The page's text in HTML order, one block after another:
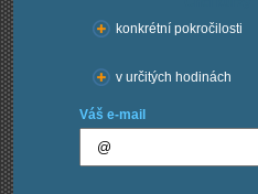
konkrétní pokročilosti
v určitých hodinách
Váš e-mail